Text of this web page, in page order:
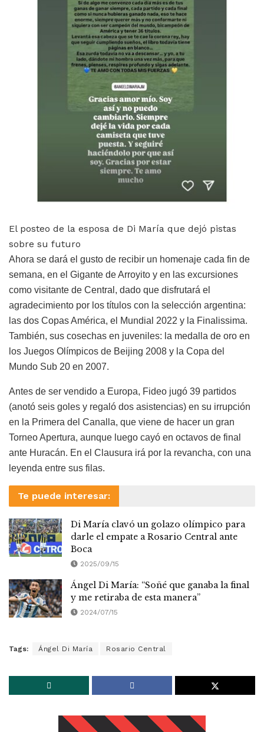
El posteo de la esposa de Di María que dejó pistas
sobre su futuro
Ahora se dará el gusto de recibir un homenaje cada fin de
semana, en el Gigante de Arroyito y en las excursiones
como visitante de Central, dado que disfrutará el
agradecimiento por los títulos con la selección argentina:
las dos Copas América, el Mundial 2022 y la Finalissima.
También, sus cosechas en juveniles: la medalla de oro en
los Juegos Olímpicos de Beijing 2008 y la Copa del
Mundo Sub 20 en 2007.
Antes de ser vendido a Europa, Fideo jugó 39 partidos
(anotó seis goles y regaló dos asistencias) en su irrupción
en la Primera del Canalla, que viene de hacer un gran
Torneo Apertura, aunque luego cayó en octavos de final
ante Huracán. En el Clausura irá por la revancha, con una
leyenda entre sus filas.
Te puede interesar:
Di María clavó un golazo olímpico para
darle el empate a Rosario Central ante
Boca
2025/09/15
Ángel Di María: “Soñé que ganaba la final
y me retiraba de esta manera”
2024/07/15
Tags: Ángel Di María Rosario Central